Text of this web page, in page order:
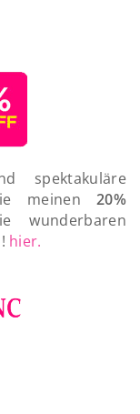
spektakuläre
meinen20%
hier.